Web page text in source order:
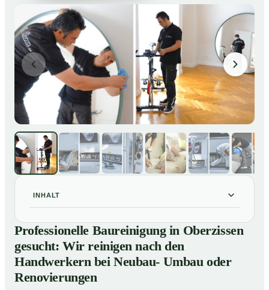
INHALT
01 Professionelle Baureinigung in Oberzissen gesucht:
Wir reinigen nach den Handwerkern bei Neubau-
Umbau oder Renovierungen
02Baureinigung in Oberzissen – Profis im Einsatz
Professionelle Baureinigung in Oberzissen
gesucht: Wir reinigen nach den
Handwerkern bei Neubau- Umbau oder
Renovierungen